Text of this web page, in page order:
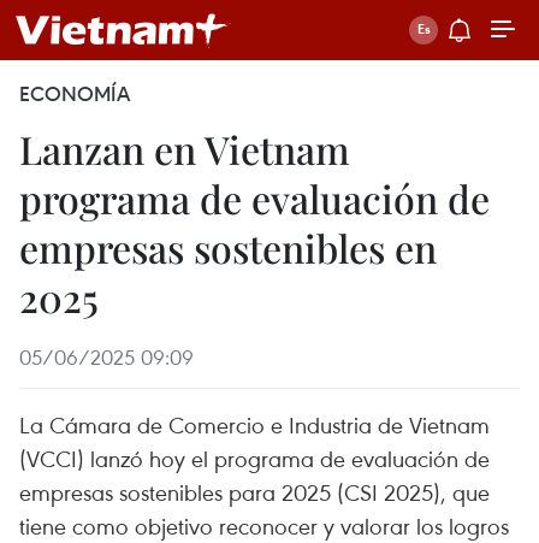
ECONOMÍA
Lanzan en Vietnam
programa de evaluación de
empresas sostenibles en
2025
05/06/2025 09:09
La Cámara de Comercio e Industria de Vietnam
(VCCI) lanzó hoy el programa de evaluación de
empresas sostenibles para 2025 (CSI 2025), que
tiene como objetivo reconocer y valorar los logros